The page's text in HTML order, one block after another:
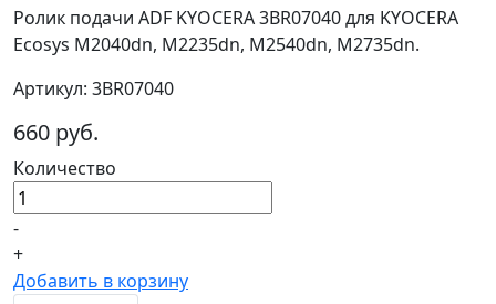
Ролик подачи ADF KYOCERA 3BR07040 для KYOCERA
Ecosys M2040dn, M2235dn, M2540dn, M2735dn.
Артикул: 3BR07040
660 руб.
Количество
-
+
Добавить в корзину